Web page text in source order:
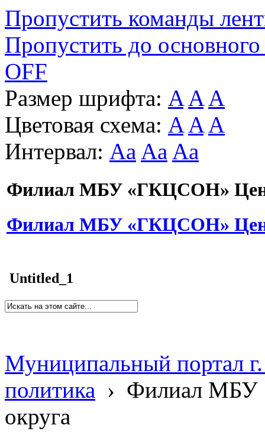
Пропустить команды
Пропустить до основного
OFF
Размер шрифта: A A A
Цветовая схема: A A A
Интервал: Aa Aa Aa
Филиал МБУ «ГКЦСОН»
Филиал МБУ «ГКЦСОН»
Untitled_1
Муниципальный портал
политика › Филиал МБУ
округа